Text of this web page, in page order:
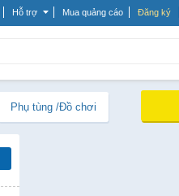
Hỗ trợ Mua quảng cáo Đăng ký
Phụ tùng /Đồ chơi